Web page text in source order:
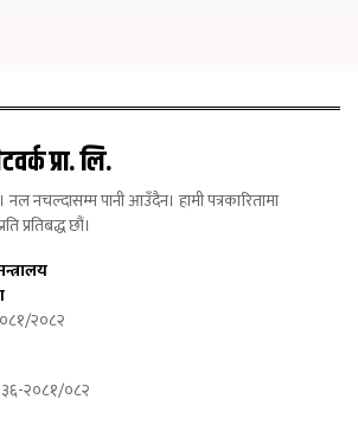
प्रा. लि.
नचल्दासम्म पानी आउँदैन। हामी पत्रकारितामा
प्रतिबद्ध छौं।
२०८२
२०८१/०८२